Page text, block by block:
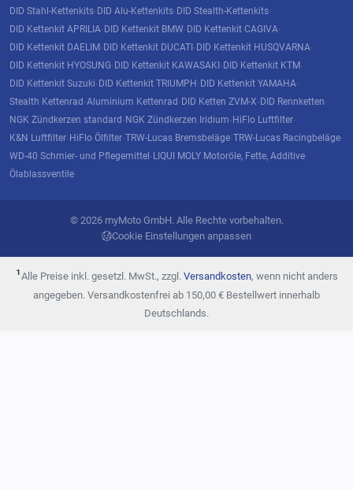
DID Stahl-Kettenkits· DID Alu-Kettenkits· DID Stealth-Kettenkits·
DID Kettenkit APRILIA· DID Kettenkit BMW· DID Kettenkit CAGIVA·
DID Kettenkit DAELIM· DID Kettenkit DUCATI· DID Kettenkit HUSQVARNA·
DID Kettenkit HYOSUNG· DID Kettenkit KAWASAKI· DID Kettenkit KTM·
DID Kettenkit Suzuki· DID Kettenkit TRIUMPH· DID Kettenkit YAMAHA·
Stealth Kettenrad·Aluminium Kettenrad· DID Ketten ZVM-X· DID Rennketten·
NGK Zündkerzen standard· NGK Zündkerzen Iridium· HiFlo Luftfilter·
K&N Luftfilter· HiFlo Ölfilter·TRW-Lucas Bremsbeläge·TRW-Lucas Racingbeläge·
WD-40 Schmier- und Pflegemittel· LIQUI MOLY Motoröle, Fette, Additive·
Ölablassventile
© 2026 myMoto GmbH. Alle Rechte vorbehalten.
Cookie Einstellungen anpassen
¹Alle Preise inkl. gesetzl. MwSt., zzgl. Versandkosten, wenn nicht anders
angegeben. Versandkostenfrei ab 150,00 € Bestellwert innerhalb
Deutschlands.